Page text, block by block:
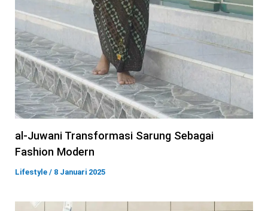
al-Juwani Transformasi Sarung Sebagai
Fashion Modern
Lifestyle / 8 Januari 2025